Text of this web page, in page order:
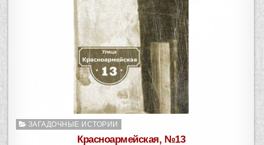
Опубликовано
ЗАГАДОЧНЫЕ ИСТОРИИ
Красноармейская, №13